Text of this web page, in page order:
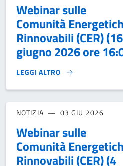
Webinar sulle
Comunità
Rinnovabili (CER) (16
giugno 2026 ore
LEGGI ALTRO
WEBINAR SULLE COMUNITÀ
NOTIZIA 03 GIU 2026
Webinar sulle
Comunità
Rinnovabili (CER) (4